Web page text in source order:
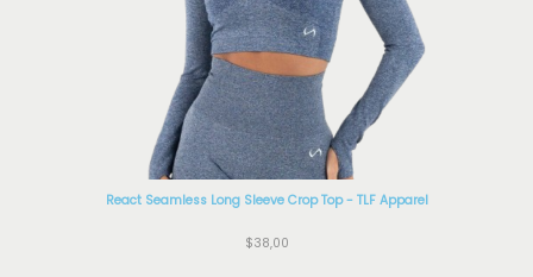
React Seamless Long Sleeve Crop Top - TLF Apparel
$38,00